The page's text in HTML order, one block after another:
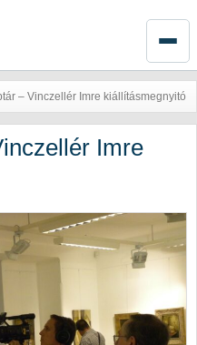
– Vinczellér Imre kiállításmegnyitó
Imre